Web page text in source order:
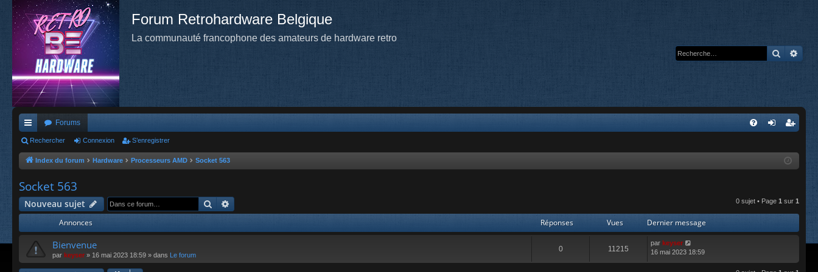
Forum Retrohardware Belgique
La communauté francophone des amateurs de hardware retro
cc
ès
pi
de
Forums
nr
re
r
Rechercher Connexion S’enregistrer
Index du forum Hardware Processeurs AMD Socket 563
Socket 563
Nouveau sujet Rechercher 0 sujet • Page 1 sur 1
Annonces Réponses Vues Dernier message
Bienvenue
par keyser » 16 mai 2023 18:59 » dans Le forum
0 11215
par keyser
16 mai 2023 18:59